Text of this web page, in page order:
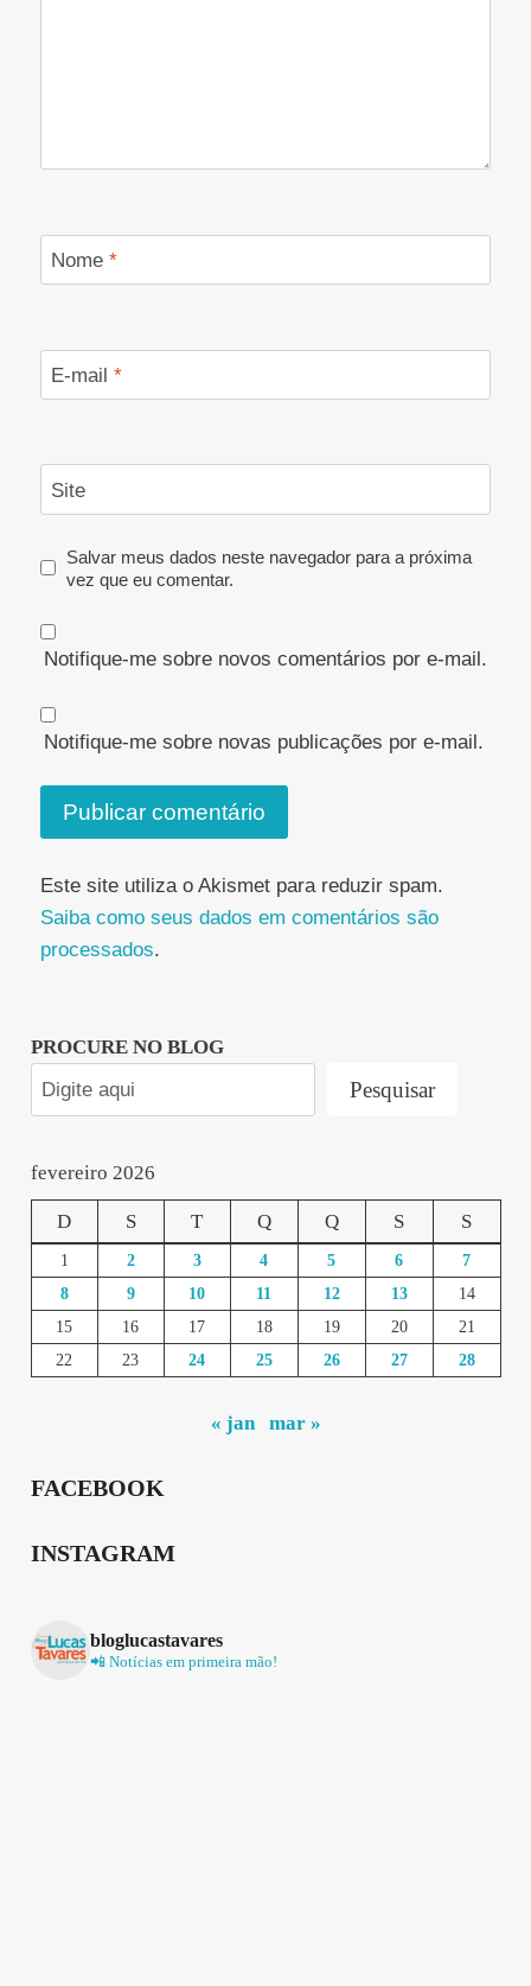
Nome *
E-mail *
Site
Salvar meus dados neste navegador para a próxima
vez que eu comentar.
Notifique-me sobre novos comentários por e-mail.
Notifique-me sobre novas publicações por e-mail.
Este site utiliza o Akismet para reduzir spam.
Saiba como seus dados em comentários são
processados.
PROCURE NO BLOG
Pesquisar
fevereiro 2026
D S T Q Q S S
1 2 3 4 5 6
7
8
9 10 11 12 13
14
15
16 17 18 19 20
21
22
23 24 25 26 27 28
« jan mar »
FACEBOOK
INSTAGRAM
bloglucastavares
📲 Notícias em primeira mão!